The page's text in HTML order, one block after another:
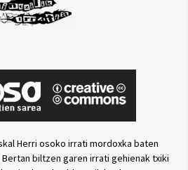
Herri osoko irrati mordoxka baten
biltzen garen irrati gehienak txiki